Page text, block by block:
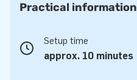
Practical information
Setup time
approx. 10 minutes